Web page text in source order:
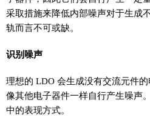
采取措施来降低内部噪声对于生成
轨而言不可或缺。
识别噪声
理想的 LDO 会生成没有交流元件
像其他电子器件一样自行产生噪声
中的表现方式。